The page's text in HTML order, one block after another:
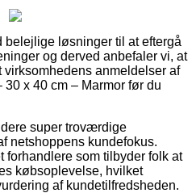
løsninger til at eftergå
og derved anbefaler vi, at
anmeldelser af
x 40 cm – Marmor før du
super troværdige
netshoppens kundefokus.
forhandlere som tilbyder folk at
købsoplevelse, hvilket
af kundetilfredsheden.